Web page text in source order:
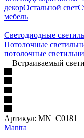
декорОстальной свет
мебель
—
Светодиодные
Потолочные
потолочные
—Встраиваемый
Артикул: MN_C0181
Mantra